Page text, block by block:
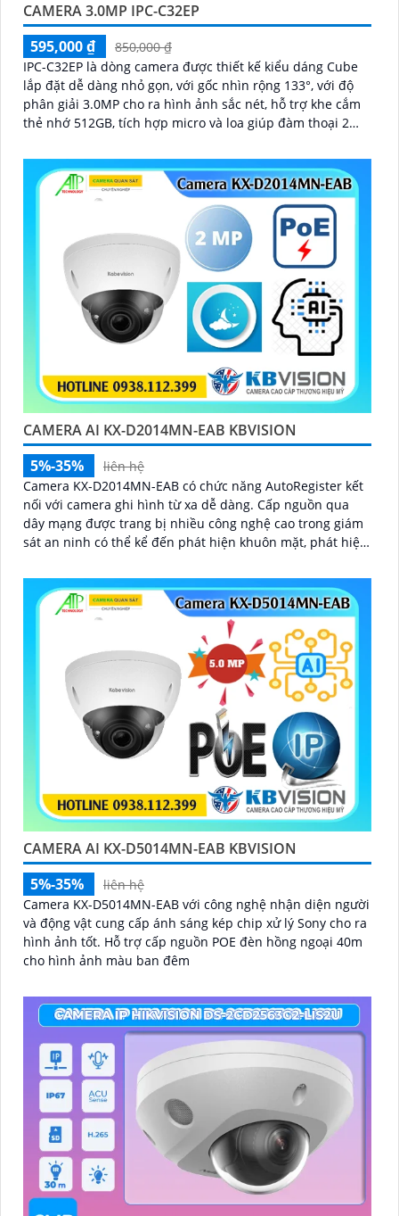
CAMERA 3.0MP IPC-C32EP
595,000 ₫
850,000 ₫
IPC-C32EP là dòng camera được thiết kế kiểu dáng Cube
lắp đặt dễ dàng nhỏ gọn, với gốc nhìn rộng 133°, với độ
phân giải 3.0MP cho ra hình ảnh sắc nét, hỗ trợ khe cắm
thẻ nhớ 512GB, tích hợp micro và loa giúp đàm thoại 2
CAMERA AI KX-D2014MN-EAB KBVISION
5%-35%
liên hệ
Camera KX-D2014MN-EAB có chức năng AutoRegister kết
nối với camera ghi hình từ xa dễ dàng. Cấp nguồn qua
dây mạng được trang bị nhiều công nghệ cao trong giám
sát an ninh có thể kể đến phát hiện khuôn mặt, phát hiện
CAMERA AI KX-D5014MN-EAB KBVISION
5%-35%
liên hệ
Camera KX-D5014MN-EAB với công nghệ nhận diện người
và động vật cung cấp ánh sáng kép chip xử lý Sony cho ra
hình ảnh tốt. Hỗ trợ cấp nguồn POE đèn hồng ngoại 40m
cho hình ảnh màu ban đêm